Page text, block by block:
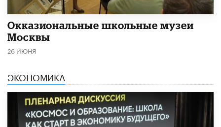
​Окказиональные школьные музеи
Москвы
26 ИЮНЯ
ЭКОНОМИКА